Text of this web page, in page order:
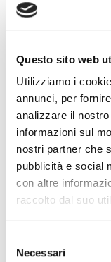
Questo sito web
Utilizziamo i
annunci, per
analizzare il
informazioni sul
nostri partner che
pubblicità e social
con altre
raccolto dal suo
delNecessari